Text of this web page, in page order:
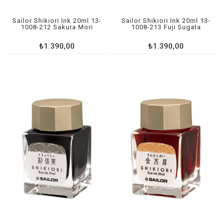
Sailor Shikiori Ink 20ml 13-
1008-212 Sakura Mori
₺1.390,00
Sailor Shikiori Ink 20ml 13-
1008-213 Fuji Sugata
₺1.390,00